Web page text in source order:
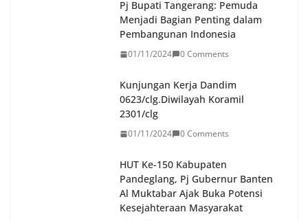
Pj Bupati Tangerang: Pemuda
Menjadi Bagian Penting dalam
Pembangunan Indonesia
01/11/2024 0 Comments
Kunjungan Kerja Dandim
0623/clg.Diwilayah Koramil
2301/clg
01/11/2024 0 Comments
HUT Ke-150 Kabupaten
Pandeglang, Pj Gubernur Banten
Al Muktabar Ajak Buka Potensi
Kesejahteraan Masyarakat